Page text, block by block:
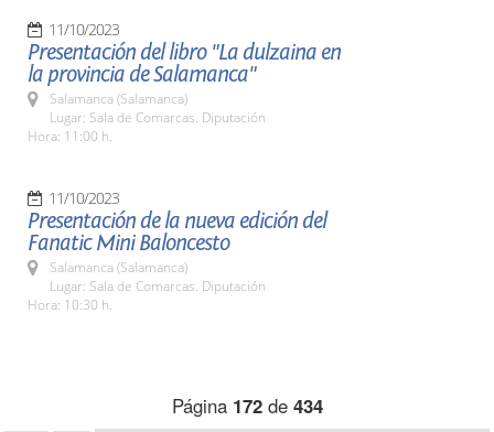
11/10/2023
Presentación del libro "La dulzaina en
la provincia de Salamanca"
Salamanca (Salamanca)
Lugar: Sala de Comarcas. Diputación
Hora: 11:00 h.
11/10/2023
Presentación de la nueva edición del
Fanatic Mini Baloncesto
Salamanca (Salamanca)
Lugar: Sala de Comarcas. Diputación
Hora: 10:30 h.
Página 172de 434